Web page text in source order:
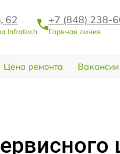
62
Infratech
+7 (848) 238-
Горячая линия
Цена ремонта Вакансии